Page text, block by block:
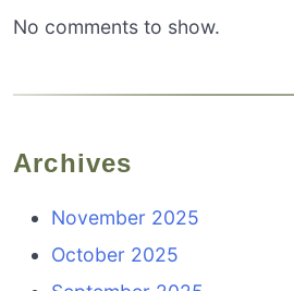
No comments to show.
Archives
November 2025
October 2025